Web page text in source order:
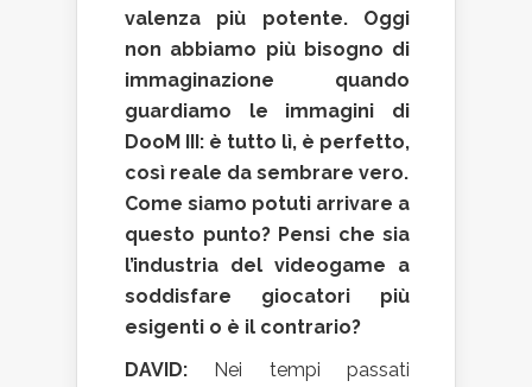
valenza più potente. Oggi
non abbiamo più bisogno di
immaginazione quando
guardiamo le immagini di
DooM III: è tutto lì, è perfetto,
così reale da sembrare vero.
Come siamo potuti arrivare a
questo punto? Pensi che sia
l’industria del videogame a
soddisfare giocatori più
esigenti o è il contrario?
DAVID: Nei tempi passati